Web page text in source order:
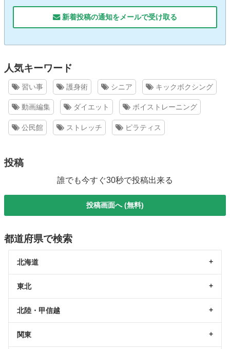
新着投稿の通知をメールで受け取る
人気キーワード
習い事 護身術 シニア キックボクシング
動画編集 ダイエット ボイストレーニング
公民館 ストレッチ ピラティス
投稿
誰でも今すぐ30秒で投稿出来る
投稿画面へ (無料)
都道府県で検索
北海道
東北
北陸・甲信越
関東